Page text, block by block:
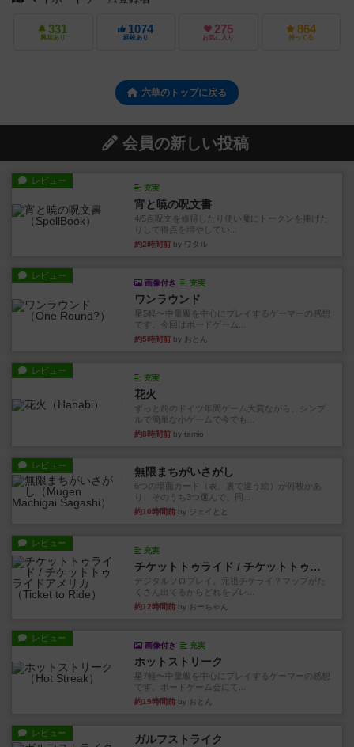
331
興味あり
1074
経験あり
275
お気に入り
864
持ってる
六華のトップに戻る
会員の新しい投稿
レビュー
充実
宵と暁の呪文書
4/5点呪文を修得したり使い魔にトークンを捧げた
りして得点を増やしてい...
約2時間前 by ワタル
レビュー
画像付き 充実
ワンラウンド
星5軽〜中量級を中心にプレイするゲーマーの感想
です。今回はボードゲーム...
約5時間前 by おとん
レビュー
充実
花火
ずっと前のドイツ年間ゲーム大賞ながら、シンプ
ルで簡単な小ゲームで今でも...
約8時間前 by tamio
レビュー 無限まちがいさがし
6つの場面カード（表、裏で違う絵）が何枚かあ
り、そのうち3つ選んで、同...
約10時間前 by ジェイとと
レビュー
充実
チケットトゥライド / チケットトゥライドアメリカ
デジタルソロプレイ。元祖チケライ？マップがた
くさん出てるからどれをプレ...
約12時間前 by おーちゃん
レビュー
画像付き 充実
ホットストリーク
星7軽〜中量級を中心にプレイするゲーマーの感想
です。ボードゲーム会にて...
約19時間前 by おとん
レビュー ガルフストライク